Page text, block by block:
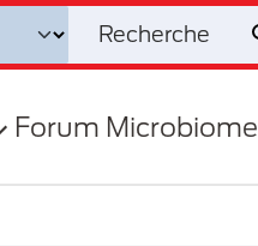
Forum Microbiome